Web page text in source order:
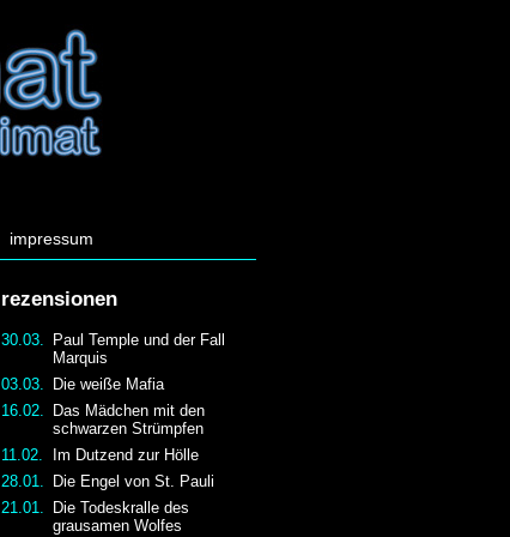
impressum
rezensionen
30.03.
Paul Temple und der Fall
Marquis
03.03.
Die weiße Mafia
16.02.
Das Mädchen mit den
schwarzen Strümpfen
11.02.
Im Dutzend zur Hölle
28.01.
Die Engel von St. Pauli
21.01.
Die Todeskralle des
grausamen Wolfes